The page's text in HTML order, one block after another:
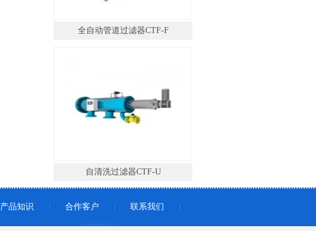
全自动管道过滤器CTF-F
自清洗过滤器CTF-U
产品知识 合作客户 联系我们